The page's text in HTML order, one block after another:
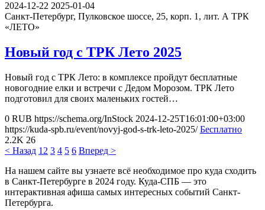
2024-12-22 2025-01-04
Санкт-Петербург, Пулковское шоссе, 25, корп. 1, лит. А ТРК
«ЛЕТО»
Новый год с ТРК Лето 2025
Новый год с ТРК Лето: в комплексе пройдут бесплатные
новогодние елки и встречи с Дедом Морозом. ТРК Лето
подготовил для своих маленьких гостей…
0 RUB https://schema.org/InStock 2024-12-25T16:01:00+03:00
https://kuda-spb.ru/event/novyj-god-s-trk-leto-2025/ Бесплатно
2.2K 26
< Назад 1 2 3 4 5 6 Вперед >
На нашем сайте вы узнаете всё необходимое про куда сходить
в Санкт-Петербурге в 2024 году. Куда-СПБ — это
интерактивная афиша самых интересных событий Санкт-
Петербурга.